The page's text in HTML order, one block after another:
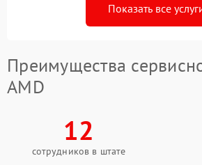
Показать все
Преимущества
AMD
12
сотрудников в штате